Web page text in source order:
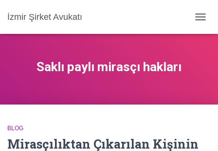
İzmir Şirket Avukatı
AÇ/
Saklı paylı mirasçı hakları
BLOG
Mirasçılıktan Çıkarılan Kişinin